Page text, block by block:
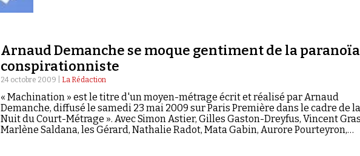
Arnaud Demanche se moque gentiment de la paranoïa
conspirationniste
24 octobre 2009 | La Rédaction
« Machination » est le titre d'un moyen-métrage écrit et réalisé par Arnaud
Demanche, diffusé le samedi 23 mai 2009 sur Paris Première dans le cadre de
Nuit du Court-Métrage ». Avec Simon Astier, Gilles Gaston-Dreyfus, Vincent
Marlène Saldana, les Gérard, Nathalie Radot, Mata Gabin, Aurore Pourteyron,